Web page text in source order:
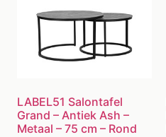
LABEL51 Salontafel
Grand – Antiek Ash –
Metaal – 75 cm – Rond